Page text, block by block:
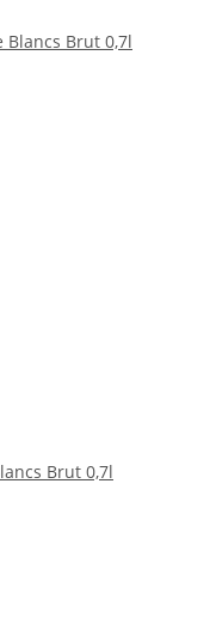
Brut 0,7l